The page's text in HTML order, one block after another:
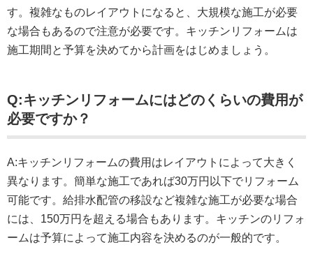
す。複雑なものレイアウトになると、大規模な施工が必要
な場合もあるので注意が必要です。キッチンリフォームは
施工期間と予算を決めてから計画をはじめましょう。
Q:キッチンリフォームにはどのくらいの費用が
必要ですか？
A:キッチンリフォームの費用はレイアウトによって大きく
異なります。簡単な施工であれば30万円以下でリフォーム
可能です。給排水配管の移設など複雑な施工が必要な場合
には、150万円を超える場合もあります。キッチンのリフォ
ームは予算によって施工内容を決めるのが一般的です。